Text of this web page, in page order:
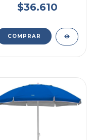
RECLINABLE
PLAYERA FUNDA
$36.610